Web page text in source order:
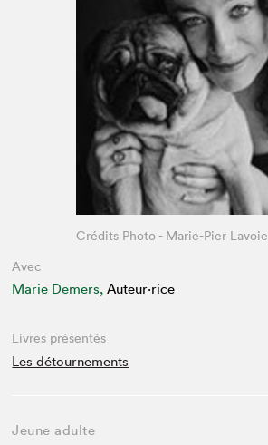
Avec
Marie Demers, Auteur·rice
Crédits Photo - Marie-Pier Lavoie
Livres présentés
Les détournements
Jeune adulte